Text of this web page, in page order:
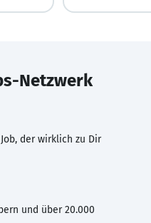
Netzwerk
der wirklich zu Dir
und über 20.000